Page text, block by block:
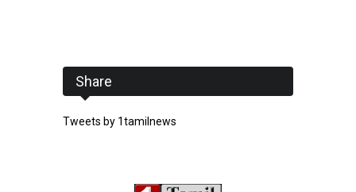
Share
Tweets by 1tamilnews